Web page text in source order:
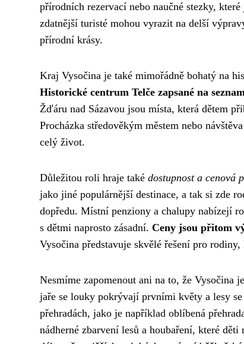
přírodních rezervací nebo naučné stezky,
zdatnější turisté mohou vyrazit na delší
přírodní krásy.
Kraj Vysočina je také mimořádně bohatý na
Historické centrum Telče zapsané na
Žďáru nad Sázavou jsou místa, která dětem
Procházka středověkým městem nebo
celý život.
Důležitou roli hraje také dostupnost a cenová
jako jiné populárnější destinace, a tak si zde
dopředu. Místní penziony a chalupy nabízejí
s dětmi naprosto zásadní. Ceny jsou přitom
Vysočina představuje skvělé řešení pro
Nesmíme zapomenout ani na to, že Vysočina
jaře se louky pokrývají prvními květy a lesy
přehradách, jako je například oblíbená
nádherné zbarvení lesů a houbaření, které